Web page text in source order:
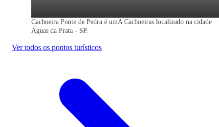
Cachoeira Ponte de Pedra é umA Cachoeiras localizado na cidade
Águas da Prata - SP.
Ver todos os pontos turísticos